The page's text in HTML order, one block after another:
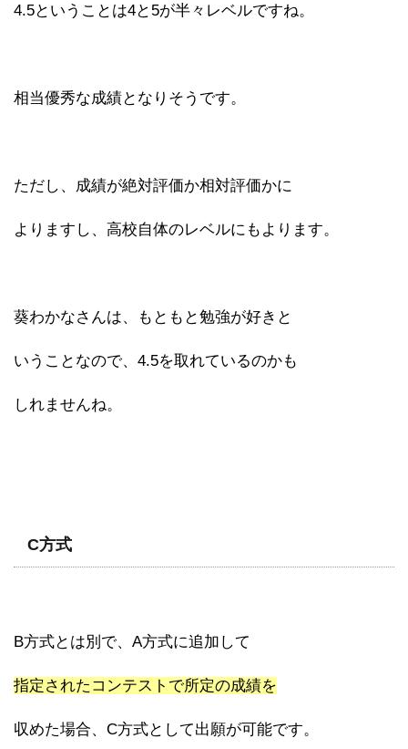
4.5ということは4と5が半々レベルですね。
相当優秀な成績となりそうです。
ただし、成績が絶対評価か相対評価かに
よりますし、高校自体のレベルにもよります。
葵わかなさんは、もともと勉強が好きと
いうことなので、4.5を取れているのかも
しれませんね。
C方式
B方式とは別で、A方式に追加して
指定されたコンテストで所定の成績を
収めた場合、C方式として出願が可能です。